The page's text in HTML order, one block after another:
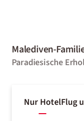
Malediven-
Paradiesische
Nur HotelFlug